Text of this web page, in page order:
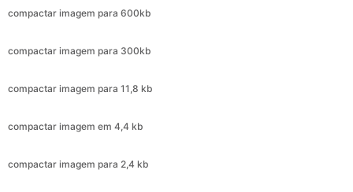
compactar imagem para 11,8 kb
compactar imagem em 4,4 kb
compactar imagem para 2,4 kb
compactar imagem em 240kb
compactar imagem para 2,4 kb